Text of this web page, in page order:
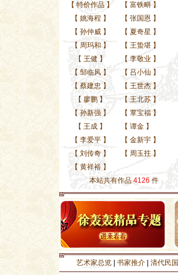
【 特价作品】 【 富铁畊 】
【 姚海程 】 【 张国恩 】
【 孙仲威】 【 夏奇星 】
【 周玛和 】 【 王蛰堪 】
【 王健】 【 李敬业 】
【 邹临风】 【 吕小仙 】
【 蔡建忠 】 【 王世杰 】
【 廖鹏】 【 王北苏 】
【 孙新强】 【 覃宝福 】
【 王成】 【 谭金 】
【 李爱平】 【 金新宇 】
【 刘传奇】 【 周玉拄 】
【 黄祥裕】
本站共有作品 4126 件
艺术家总览 书家推介 清代民国